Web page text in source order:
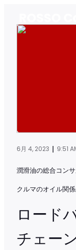
6月 4, 2023 | 9:51
潤滑油の総合コン
クルマのオイル関
ロード
チェー